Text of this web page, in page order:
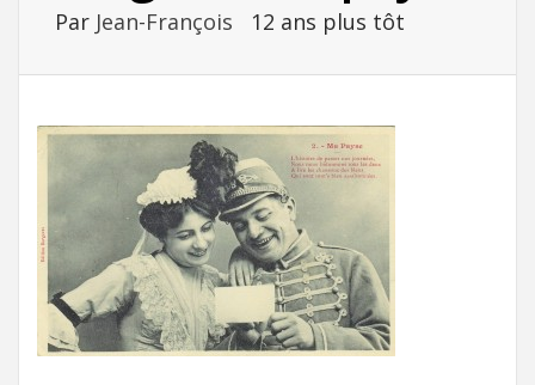
Par Jean-François 12 ans plus tôt